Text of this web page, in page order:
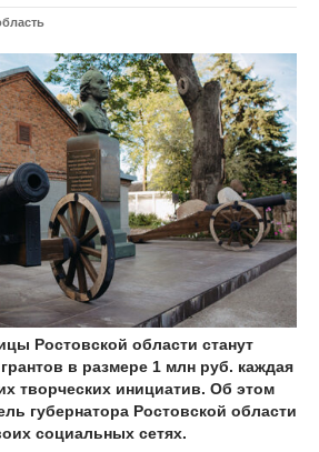
области станут
в размере 1 млн руб. каждая
творческих инициатив. Об этом
губернатора Ростовской области
социальных сетях.